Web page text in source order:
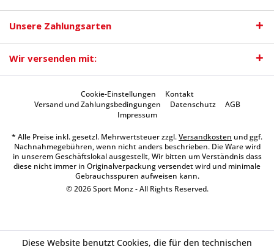
Unsere Zahlungsarten
Wir versenden mit:
Cookie-Einstellungen
Kontakt
Versand und Zahlungsbedingungen
Datenschutz
AGB
Impressum
* Alle Preise inkl. gesetzl. Mehrwertsteuer zzgl.Versandkosten und ggf.
Nachnahmegebühren, wenn nicht anders beschrieben. Die Ware wird
in unserem Geschäftslokal ausgestellt, Wir bitten um Verständnis dass
diese nicht immer in Originalverpackung versendet wird und minimale
Gebrauchsspuren aufweisen kann.
© 2026 Sport Monz - All Rights Reserved.
Diese Website benutzt Cookies, die für den technischen